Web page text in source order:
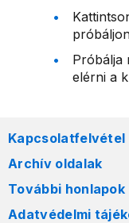
Próbálja
elérni a
Kapcsolatfelvétel
Archív oldalak
További honlapok
Adatvédelmi